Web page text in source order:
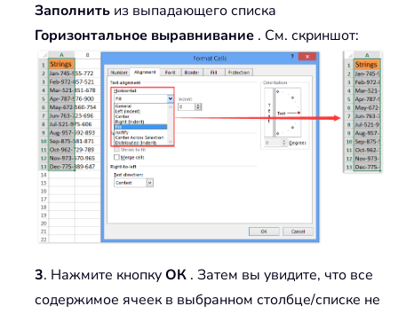
Заполнить из выпадающего списка
Горизонтальное выравнивание . См. скриншот:
3. Нажмите кнопкуОК . Затем вы увидите, что все
содержимое ячеек в выбранном столбце/списке не